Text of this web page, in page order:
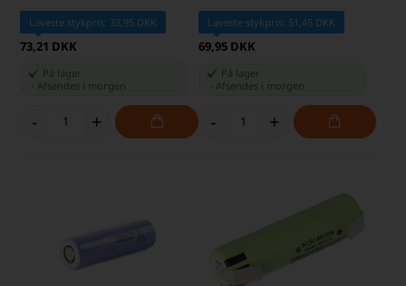
Laveste stykpris: 33,95 DKK
73,21 DKK
På lager
Afsendes i morgen
- +
Laveste stykpris: 51,45 DKK
69,95 DKK
På lager
Afsendes i morgen
- +